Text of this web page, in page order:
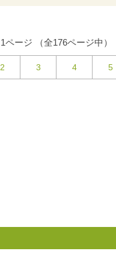
1ページ （全176ページ中）
2 3 4 5